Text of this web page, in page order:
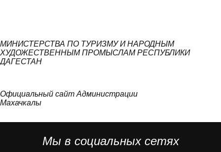
МИНИСТЕРСТВА ПО ТУРИЗМУ И НАРОДНЫМ
ХУДОЖЕСТВЕННЫМ ПРОМЫСЛАМ РЕСПУБЛИКИ
ДАГЕСТАН
Официальный сайт Администрации
Махачкалы
Мы в социальных сетях